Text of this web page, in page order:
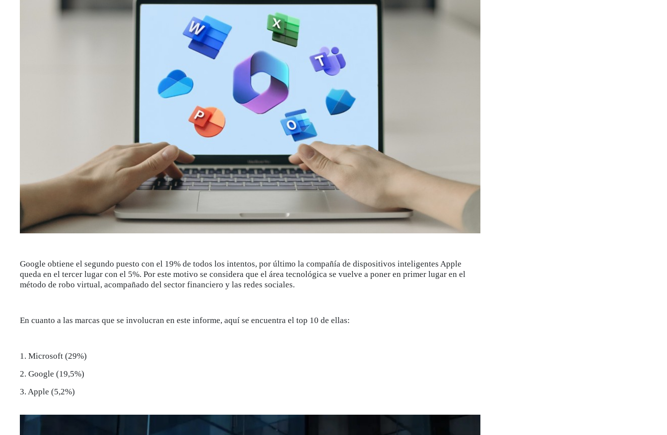
Google obtiene el segundo puesto con el 19% de todos los intentos, por último la compañía de dispositivos inteligentes Apple
queda en el tercer lugar con el 5%. Por este motivo se considera que el área tecnológica se vuelve a poner en primer lugar en el
método de robo virtual, acompañado del sector financiero y las redes sociales.
En cuanto a las marcas que se involucran en este informe, aquí se encuentra el top 10 de ellas:
1. Microsoft (29%)
2. Google (19,5%)
3. Apple (5,2%)